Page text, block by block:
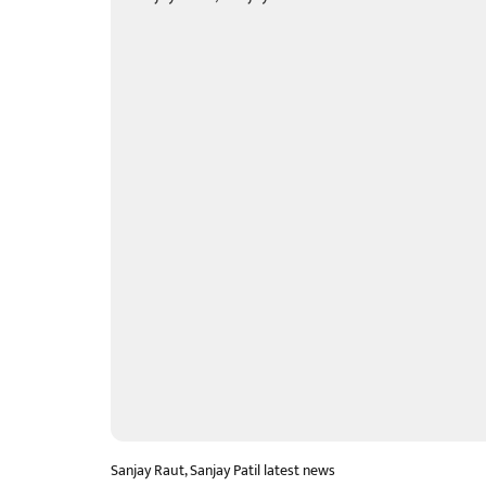
Sanjay Raut, Sanjay Patil latest news